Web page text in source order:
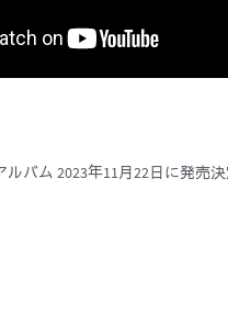
ルバム 2023年11月22日に発売決